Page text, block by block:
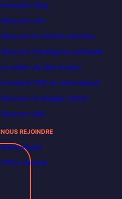
Decoded | Blog
Découvrir n8n
Découvrir le machine learning
Découvrir l’intelligence artificielle
Le métier de Data Analyst
Formation POEI en informatique
Découvrir le langage Python
Découvrir SQL
NOUS REJOINDRE
Notre équipe
Offres d’emploi